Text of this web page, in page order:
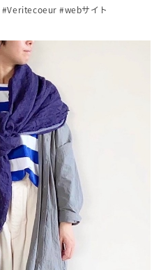
#Veritecoeur #webサイト